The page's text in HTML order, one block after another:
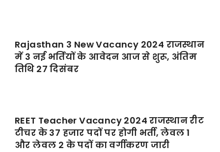
Rajasthan 3 New Vacancy 2024 राजस्थान
में 3 नई भर्तियों के आवेदन आज से शुरू, अंतिम
तिथि 27 दिसंबर
REET Teacher Vacancy 2024 राजस्थान रीट
टीचर के 37 हजार पदों पर होगी भर्ती, लेवल 1
और लेवल 2 के पदों का वर्गीकरण जारी